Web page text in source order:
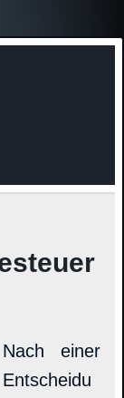
Nach einer
Entscheidu